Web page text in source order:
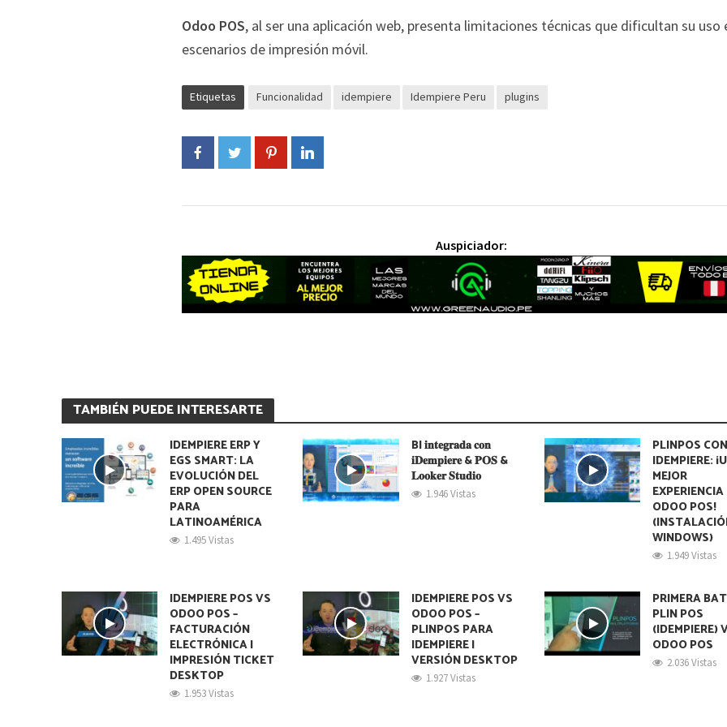
Odoo POS, al ser una aplicación web, presenta limitaciones técnicas que dificultan su uso
escenarios de impresión móvil.
Etiquetas Funcionalidad idempiere Idempiere Peru plugins
Auspiciador:
TAMBIÉN PUEDE INTERESARTE
IDEMPIERE ERP Y
EGS SMART: LA
EVOLUCIÓN DEL
ERP OPEN SOURCE
PARA
LATINOAMÉRICA
1.495 Vistas
BI 𝐢𝐧𝐭𝐞𝐠𝐫𝐚𝐝𝐚 𝐜𝐨𝐧
𝐢𝐃𝐞𝐦𝐩𝐢𝐞𝐫𝐞 & 𝐏𝐎𝐒 &
𝐋𝐨𝐨𝐤𝐞𝐫 𝐒𝐭𝐮𝐝𝐢𝐨
1.946 Vistas
PLINPOS
IDEMPIERE:
MEJOR
ODOO POS!
WINDOWS)
1.949 Vistas
IDEMPIERE POS VS
ODOO POS –
FACTURACIÓN
ELECTRÓNICA |
IMPRESIÓN TICKET
DESKTOP
1.953 Vistas
IDEMPIERE POS VS
ODOO POS –
PLINPOS PARA
IDEMPIERE |
VERSIÓN DESKTOP
1.927 Vistas
PRIMERA
PLIN POS
(IDEMPIERE)
ODOO POS
2.036 Vistas